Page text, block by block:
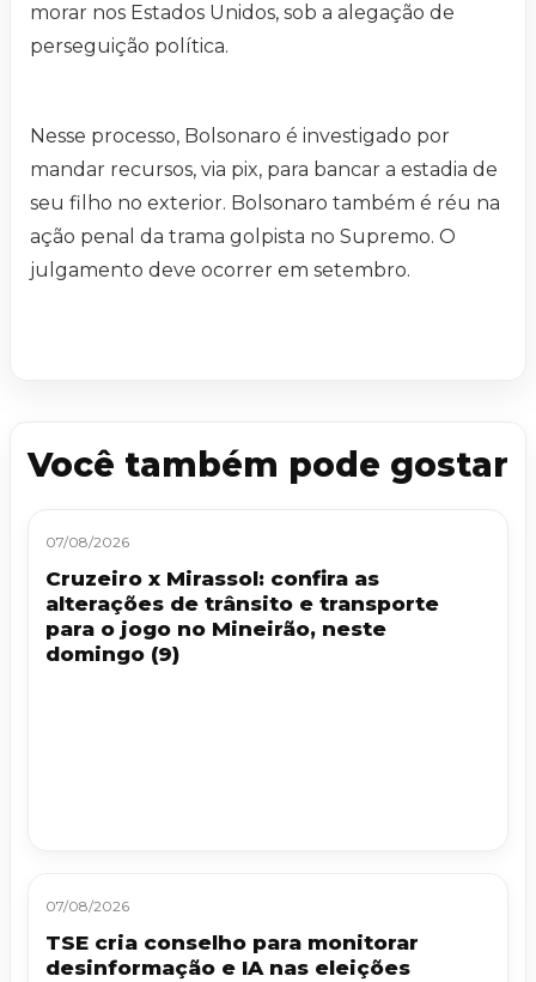
morar nos Estados Unidos, sob a alegação de
perseguição política.
Nesse processo, Bolsonaro é investigado por
mandar recursos, via pix, para bancar a estadia de
seu filho no exterior. Bolsonaro também é réu na
ação penal da trama golpista no Supremo. O
julgamento deve ocorrer em setembro.
Você também pode gostar
07/08/2026
Cruzeiro x Mirassol: confira as
alterações de trânsito e transporte
para o jogo no Mineirão, neste
domingo (9)
07/08/2026
TSE cria conselho para monitorar
desinformação e IA nas eleições